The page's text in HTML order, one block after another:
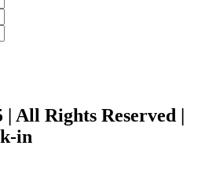
All Rights Reserved |
in